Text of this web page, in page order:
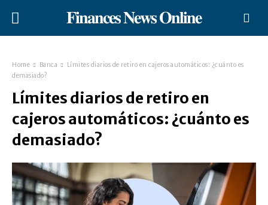
𝐅𝐢𝐧𝐚𝐧𝐜𝐞𝐬 𝐍𝐞𝐰𝐬 𝐎𝐧𝐥𝐢𝐧𝐞
Home Banca
Límites diarios de retiro en cajeros automáticos: ¿cuánto es
demasiado?
Límites diarios de retiro en
cajeros automáticos: ¿cuánto es
demasiado?